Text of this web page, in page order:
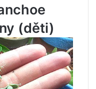
(děti)